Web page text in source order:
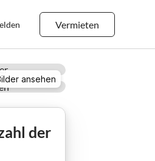
Vermieten
ansehen
der